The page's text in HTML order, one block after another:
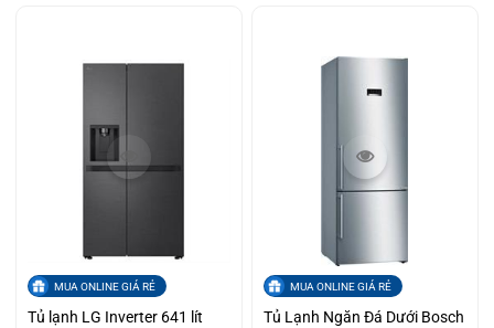
MUA ONLINE GIÁ RẺ
Tủ lạnh LG Inverter 641 lít
MUA ONLINE GIÁ RẺ
Tủ Lạnh Ngăn Đá Dưới Bosch